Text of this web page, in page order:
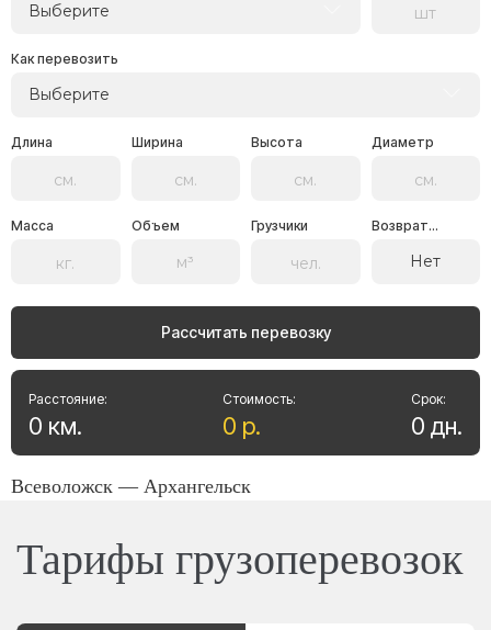
Выберите
Как перевозить
Выберите
Длина Ширина Высота Диаметр
Масса Объем Грузчики Возврат...
Нет
Рассчитать перевозку
Стоимость:
0 р.
Расстояние:
0 км.
Срок:
0 дн.
Всеволожск — Архангельск
Тарифы грузоперевозок